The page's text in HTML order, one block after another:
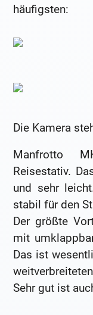
häufigsten:
Die Kamera
Manfrotto
Reisestativ.
und sehr
stabil für den
Der größte
mit
Das ist
Sehr gut ist